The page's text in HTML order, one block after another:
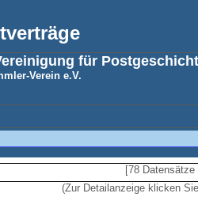
für
Verein e.V.
[78
(Zur Detailanzeige klicken